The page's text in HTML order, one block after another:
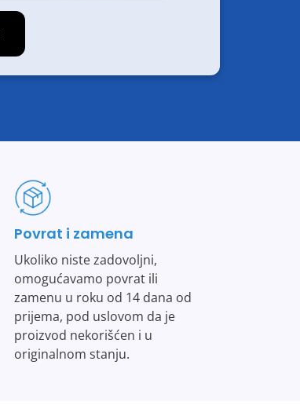
Povrat i zamena
Ukoliko niste zadovoljni,
omogućavamo povrat ili
zamenu u roku od 14 dana od
prijema, pod uslovom da je
proizvod nekorišćen i u
originalnom stanju.